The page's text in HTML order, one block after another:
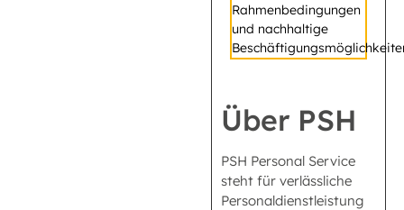
Rahmenbedingungen
und nachhaltige
Über PSH
PSH Personal Service
steht für verlässliche
Personaldienstleistung